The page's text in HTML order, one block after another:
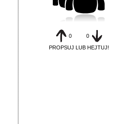
0
0
PROPSUJ LUB HEJTUJ!